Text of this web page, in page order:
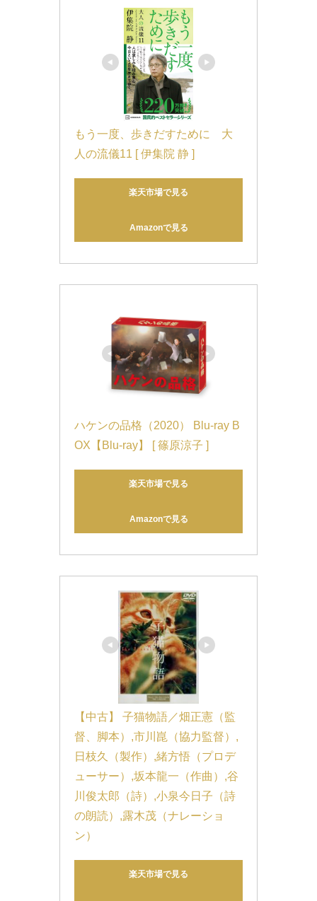
もう一度、歩きだすために　大
人の流儀11 [ 伊集院 静 ]
楽天市場で見る
Amazonで見る
ハケンの品格（2020） Blu-ray B
OX【Blu-ray】 [ 篠原涼子 ]
楽天市場で見る
Amazonで見る
【中古】 子猫物語／畑正憲（監
督、脚本）,市川崑（協力監督）,
日枝久（製作）,緒方悟（プロデ
ューサー）,坂本龍一（作曲）,谷
川俊太郎（詩）,小泉今日子（詩
の朗読）,露木茂（ナレーショ
ン）
楽天市場で見る